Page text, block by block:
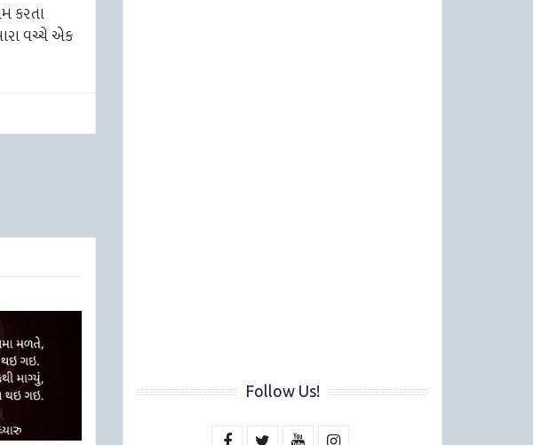
કરતા
વચ્ચે એક
Follow Us!